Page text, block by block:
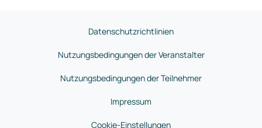
Datenschutzrichtlinien
Nutzungsbedingungen der Veranstalter
Nutzungsbedingungen der Teilnehmer
Impressum
Cookie-Einstellungen